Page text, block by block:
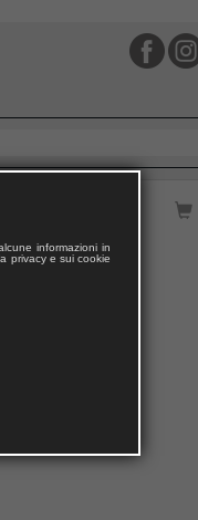
informazioni in
privacy e sui cookie